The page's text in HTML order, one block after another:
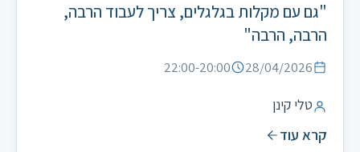
"גם עם מקלות בגלגלים, צריך לעבוד הרבה,
הרבה, הרבה"
28/04/2026
22:00-20:00
טלי קינן
קרא עוד